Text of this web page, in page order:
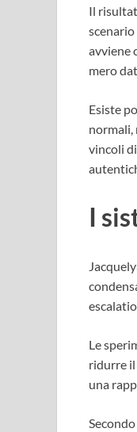
Il
avviene
mero
Esiste
normali,
vincoli
I
Le
ridurre il
una